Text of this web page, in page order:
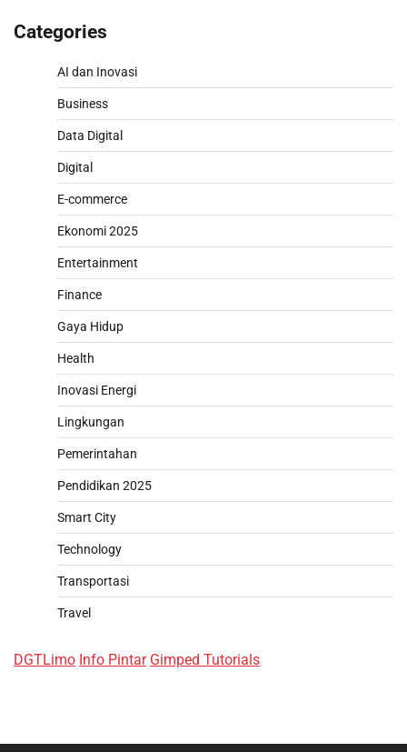
Categories
AI dan Inovasi
Business
Data Digital
Digital
E-commerce
Ekonomi 2025
Entertainment
Finance
Gaya Hidup
Health
Inovasi Energi
Lingkungan
Pemerintahan
Pendidikan 2025
Smart City
Technology
Transportasi
Travel
DGTLimo Info Pintar Gimped Tutorials